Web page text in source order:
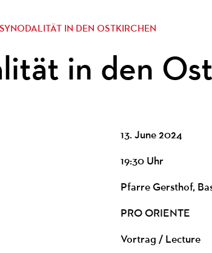
IN DEN OSTKIRCHEN
in den
13. June 2024
19:30 Uhr
Pfarre Gersthof,
PRO ORIENTE
Vortrag / Lecture